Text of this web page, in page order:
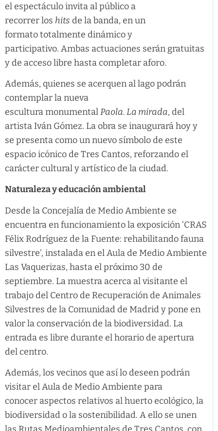
el espectáculo invita al público a
recorrer los hits de la banda, en un
formato totalmente dinámico y
participativo. Ambas actuaciones serán gratuitas
y de acceso libre hasta completar aforo.
Además, quienes se acerquen al lago podrán
contemplar la nueva
escultura monumentalPaola. La mirada, del
artista Iván Gómez. La obra se inaugurará hoy y
se presenta como un nuevo símbolo de este
espacio icónico de Tres Cantos, reforzando el
carácter cultural y artístico de la ciudad.
Naturaleza y educación ambiental
Desde la Concejalía de Medio Ambiente se
encuentra en funcionamiento la exposición ‘CRAS
Félix Rodríguez de la Fuente: rehabilitando fauna
silvestre’, instalada en el Aula de Medio Ambiente
Las Vaquerizas, hasta el próximo 30 de
septiembre. La muestra acerca al visitante el
trabajo del Centro de Recuperación de Animales
Silvestres de la Comunidad de Madrid y pone en
valor la conservación de la biodiversidad. La
entrada es libre durante el horario de apertura
del centro.
Además, los vecinos que así lo deseen podrán
visitar el Aula de Medio Ambiente para
conocer aspectos relativos al huerto ecológico, la
biodiversidad o la sostenibilidad. A ello se unen